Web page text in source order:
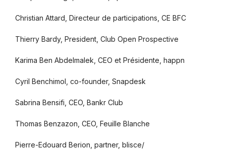
Christian Attard, Directeur de participations, CE BFC
Thierry Bardy, President, Club Open Prospective
Karima Ben Abdelmalek, CEO et Présidente, happn
Cyril Benchimol, co-founder, Snapdesk
Sabrina Bensifi, CEO, Bankr Club
Thomas Benzazon, CEO, Feuille Blanche
Pierre-Edouard Berion, partner, blisce/